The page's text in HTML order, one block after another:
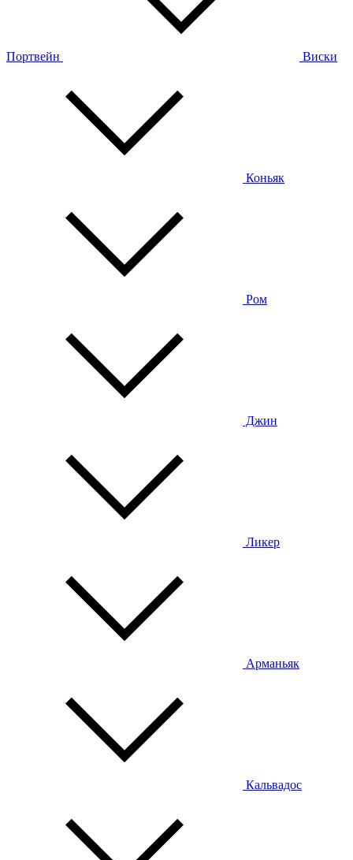
Портвейн Виски
Коньяк
Ром
Джин
Ликер
Арманьяк
Кальвадос